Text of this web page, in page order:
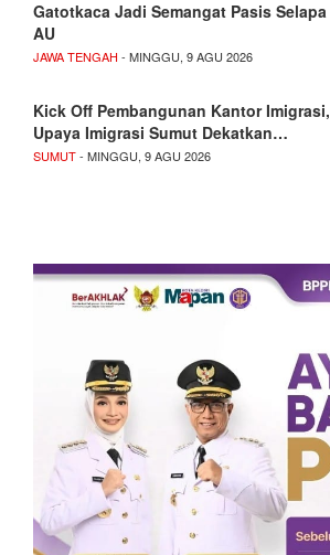
Gatotkaca Jadi Semangat Pasis Selapa
AU
JAWA TENGAH - MINGGU, 9 AGU 2026
Kick Off Pembangunan Kantor Imigrasi,
Upaya Imigrasi Sumut Dekatkan…
SUMUT- MINGGU, 9 AGU 2026